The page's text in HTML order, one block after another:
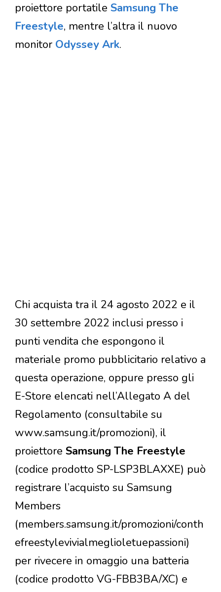
proiettore portatile Samsung The
Freestyle, mentre l’altra il nuovo
monitor Odyssey Ark.
Chi acquista tra il 24 agosto 2022 e il
30 settembre 2022 inclusi presso i
punti vendita che espongono il
materiale promo pubblicitario relativo a
questa operazione, oppure presso gli
E-Store elencati nell’Allegato A del
Regolamento (consultabile su
www.samsung.it/promozioni), il
proiettore Samsung The Freestyle
(codice prodotto SP-LSP3BLAXXE) può
registrare l’acquisto su Samsung
Members
(members.samsung.it/promozioni/conth
efreestylevivialmeglioletuepassioni)
per rivecere in omaggio una batteria
(codice prodotto VG-FBB3BA/XC) e